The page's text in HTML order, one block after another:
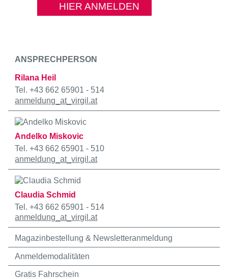
HIER ANMELDEN
ANSPRECHPERSON
Rilana Heil
Tel. +43 662 65901 - 514
anmeldung _at_virgil.at
Andelko Miskovic
Tel. +43 662 65901 - 510
anmeldung _at_virgil.at
Claudia Schmid
Tel. +43 662 65901 - 514
anmeldung _at_virgil.at
Magazinbestellung & Newsletteranmeldung
Anmeldemodalitäten
Gratis Fahrschein